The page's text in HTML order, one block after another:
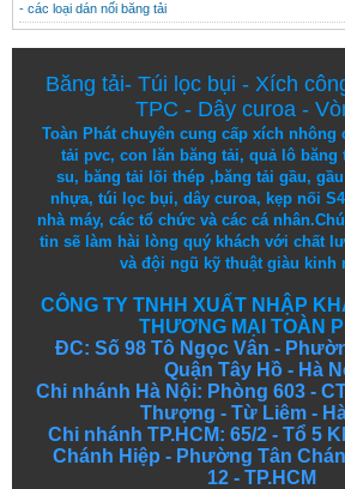
- các loại dán nối băng tải
Băng tải- Túi lọc bụi - Xích
TPC - Dây curoa-
Toàn Phát chuyên cung cấp xích nhông
tải pvc,con lăn băng tải,quả lô băng
su, băng tải lõi thép, băng tải gầu,
nhựa, túi lọc bụi, dây curoa, kẹp nối S4
nhà máy, các tổ chức và các cá nhân.
tin sẽ làm hài lòng quý khách với chất
vàđội ngũ kỹ thuậtgiàu kinh
CÔNG TY TNHH XUẤT NHẬP
THƯƠNG MẠI TOÀN
ĐC: Số 98 Tô Ngọc Vân -
Quận Tây Hồ - Hà
Chi nhánh Hà Nội: Phòng 603 -
Thượng - Từ Liêm -
Chi nhánh TP.HCM: 65/2 - Tổ 5
Chánh Hiệp - Phường Tân
12 - TP.HCM